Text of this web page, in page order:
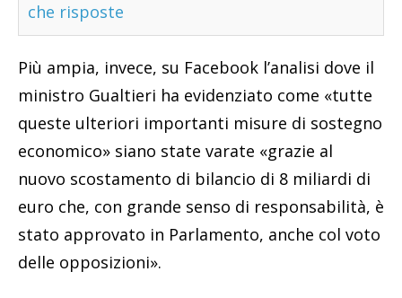
che risposte
Più ampia, invece, su Facebook l’analisi dove il
ministro Gualtieri ha evidenziato come «tutte
queste ulteriori importanti misure di sostegno
economico» siano state varate «grazie al
nuovo scostamento di bilancio di 8 miliardi di
euro che, con grande senso di responsabilità, è
stato approvato in Parlamento, anche col voto
delle opposizioni».